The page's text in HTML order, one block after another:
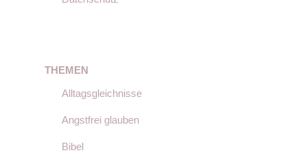
THEMEN
Alltagsgleichnisse
Angstfrei glauben
Bibel